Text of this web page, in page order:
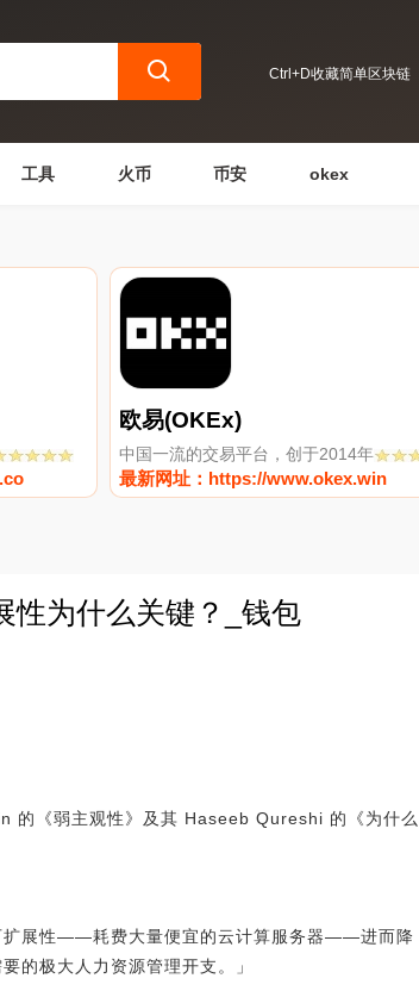
Ctrl+D收藏简单区块链
工具 火币 币安 okex
欧易(OKEx)
中国一流的交易平台，创于2014年
最新网址：https://www.okex.win
性为什么关键？_钱包
的《弱主观性》及其 Haseeb Qureshi 的《为什么
扩展性——耗费大量便宜的云计算服务器——进而降
的极大人力资源管理开支。」